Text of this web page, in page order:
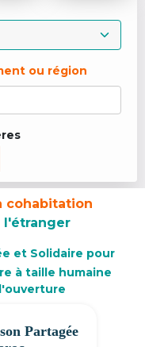
ou région
cohabitation
l'étranger
et Solidaire pour
à taille humaine
Partagée